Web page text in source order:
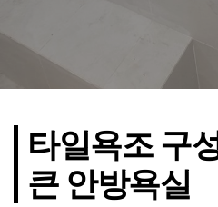
타일욕조 구
큰 안방욕실